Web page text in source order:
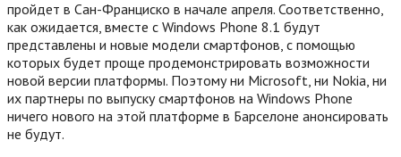
пройдет в Сан-Франциско в начале апреля. Соответственно,
как ожидается, вместе с Windows Phone 8.1 будут
представлены и новые модели смартфонов, с помощью
которых будет проще продемонстрировать возможности
новой версии платформы. Поэтому ни Microsoft, ни Nokia, ни
их партнеры по выпуску смартфонов на Windows Phone
ничего нового на этой платформе в Барселоне анонсировать
не будут.